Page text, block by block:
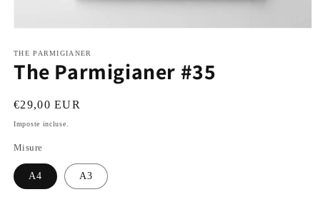
multimediali
1
THE PARMIGIANER
The Parmigianer #35
Prezzo
di
€29,00 EUR
Imposte incluse.
Misure
A4 A3